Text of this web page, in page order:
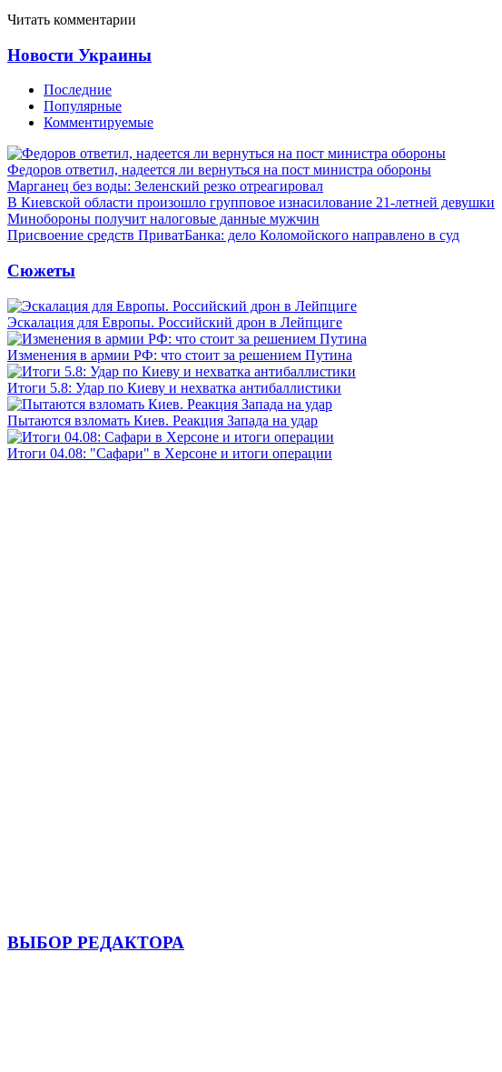
Читать комментарии
Новости Украины
Последние
Популярные
Комментируемые
Федоров ответил, надеется ли вернуться на пост министра обороны
Марганец без воды: Зеленский резко отреагировал
В Киевской области произошло групповое изнасилование 21-летней девушки
Минобороны получит налоговые данные мужчин
Присвоение средств ПриватБанка: дело Коломойского направлено в суд
Сюжеты
Эскалация для Европы. Российский дрон в Лейпциге
Изменения в армии РФ: что стоит за решением Путина
Итоги 5.8: Удар по Киеву и нехватка антибаллистики
Пытаются взломать Киев. Реакция Запада на удар
Итоги 04.08: "Сафари" в Херсоне и итоги операции
ВЫБОР РЕДАКТОРА